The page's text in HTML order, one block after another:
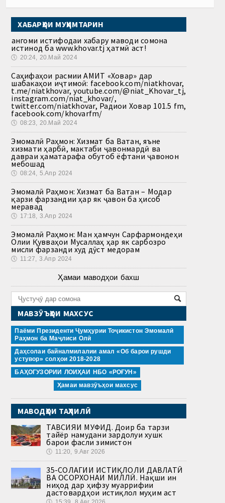
ХАБАРҲОИ МУҲИМТАРИН
Ҳангоми истифодаи хабару маводи сомона
истинод ба www.khovar.tj ҳатмӣ аст!
🕔 20:24, 20.Май 2024
Саҳифаҳои расмии АМИТ «Ховар» дар
шабакаҳои иҷтимоӣ: facebook.com/niatkhovar,
t.me/niatkhovar, youtube.com/@niat_Khovar_tj,
instagram.com/niat_khovar/,
twitter.com/niatkhovar, Радиои Ховар 101.5 fm,
facebook.com/khovarfm/
🕔 08:23, 20.Май 2024
Эмомалӣ Раҳмон: Хизмат ба Ватан, яъне
хизмати ҳарбӣ, мактаби ҷавонмардӣ ва
давраи ҳаматарафа обутоб ёфтани ҷавонон
мебошад
🕔 08:24, 5.Апр 2024
Эмомалӣ Раҳмон: Хизмат ба Ватан – Модар
қарзи фарзандии ҳар як ҷавон ба ҳисоб
меравад
🕔 17:18, 3.Апр 2024
Эмомалӣ Раҳмон: Ман ҳамчун Сарфармондеҳи
Олии Қувваҳои Мусаллаҳ ҳар як сарбозро
мисли фарзанди худ дӯст медорам
🕔 11:27, 3.Апр 2024
Ҳамаи маводҳои бахш
МАВЗӮЪҲОИ МАХСУС
Паёми Президенти Ҷумҳурии Тоҷикистон Эмомалӣ
Раҳмон ба Маҷлиси Олӣ
Даҳсолаи байналмилалии амал «Об барои рушди
устувор» солҳои 2018-2028
БАҲОГУЗОРИИ ЛОИҲАИ НБО «РОҒУН»
Ҳамаи мавзӯъҳои махсус
МАВОДҲОИ ТАҲЛИЛӢ
ТАВСИЯИ МУФИД. Доир ба тарзи
тайёр намудани зардолуи хушк
барои фасли зимистон
🕔 11:20, 9.Авг 2026
35-СОЛАГИИ ИСТИҚЛОЛИ ДАВЛАТӢ
ВА ОСОРХОНАИ МИЛЛӢ. Нақши ин
ниҳод дар ҳифзу муаррифии
дастовардҳои истиқлол муҳим аст